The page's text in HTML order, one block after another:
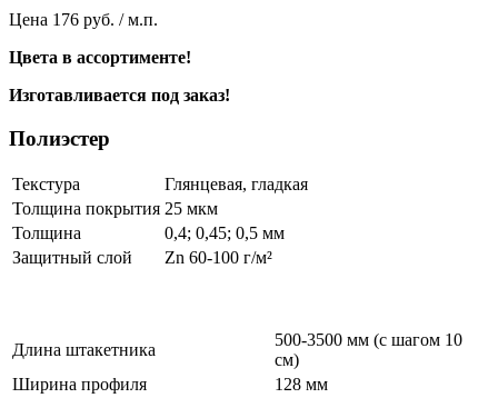
Цена 176 руб. / м.п.
Цвета в ассортименте!
Изготавливается под заказ!
Полиэстер
Текстура
Глянцевая, гладкая
Толщина покрытия 25 мкм
Толщина
0,4; 0,45; 0,5 мм
Защитный слой
Zn 60-100 г/м²
Длина штакетника
500-3500 мм (с шагом 10
см)
Ширина профиля
128 мм